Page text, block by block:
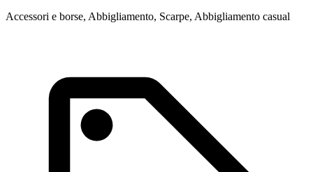
Accessori e borse, Abbigliamento, Scarpe, Abbigliamento casual